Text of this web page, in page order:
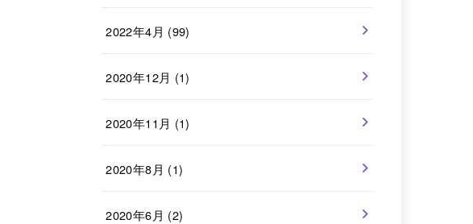
2022年4月 (99)
2020年12月 (1)
2020年11月 (1)
2020年8月 (1)
2020年6月 (2)